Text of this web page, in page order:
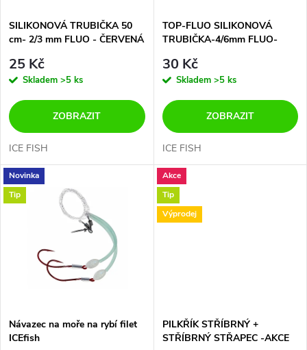
p
r
o
d
u
k
s
p
r
o
d
u
SILIKONOVÁ TRUBIČKA 50
cm- 2/3 mm FLUO - ČERVENÁ
25 Kč
Skladem >5 ks
ZOBRAZIT
ICE FISH
TOP-FLUO SILIKONOVÁ
TRUBIČKA-4/6mm FLUO-
30 Kč
Skladem >5 ks
ZOBRAZIT
ICE FISH
Novinka
Tip
Návazec na moře na rybí filet
ICEfish
Akce
Tip
Výprodej
PILKŘÍK STŘÍBRNÝ +
STŘÍBRNÝ STŘAPEC -AKCE